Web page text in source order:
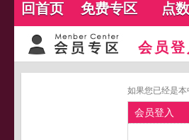
回首页 免费专区 点
会员登
如果您已经是
会员登入